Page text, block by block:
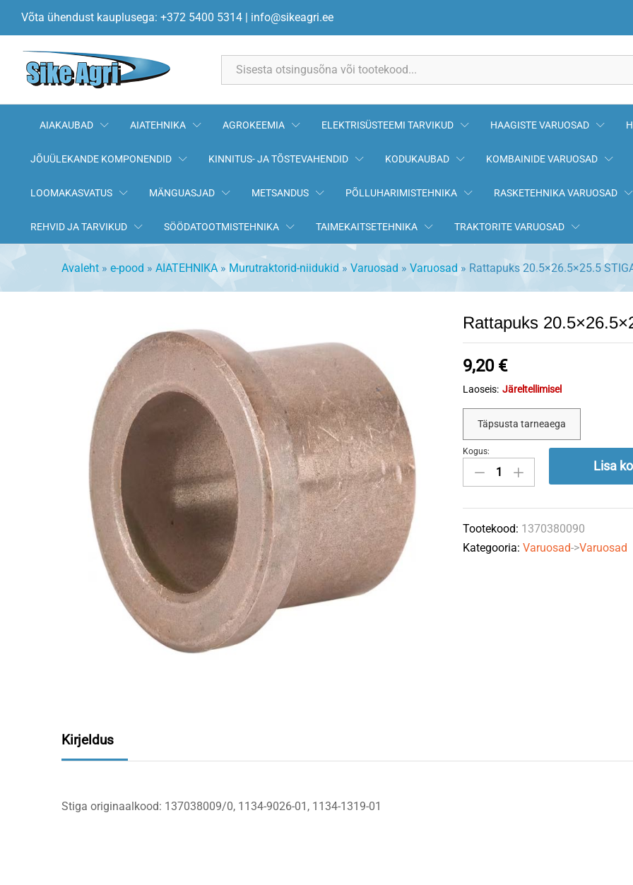
Võta ühendust kauplusega: +372 5400 5314 | info@sikeagri.ee
AIAKAUBAD AIATEHNIKA AGROKEEMIA ELEKTRISÜSTEEMI TARVIKUD HAAGISTE VARUOSAD
JÕUÜLEKANDE KOMPONENDID KINNITUS- JA TÕSTEVAHENDID KODUKAUBAD KOMBAINIDE VARUOSAD
LOOMAKASVATUS MÄNGUASJAD METSANDUS PÕLLUHARIMISTEHNIKA RASKETEHNIKA VARUOSAD
REHVID JA TARVIKUD SÖÖDATOOTMISTEHNIKA TAIMEKAITSETEHNIKA TRAKTORITE VARUOSAD
Avaleht » e-pood » AIATEHNIKA » Murutraktorid-niidukid » Varuosad » Varuosad » Rattapuks 20.5×26.5×25.5
Rattapuks
9,20 €
Laoseis: Järeltellimisel
Täpsusta tarneaega
Rattapuks
20.5x26.5x25.5
quantity
Kogus:
Lisa
Tootekood: 1370380090
Kategooria:Varuosad->Varuosad
Kirjeldus
Stiga originaalkood: 137038009/0, 1134-9026-01, 1134-1319-01
Kirjeldus